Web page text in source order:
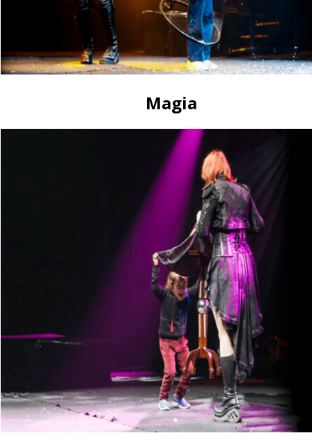
Magia
1 giugno 2026
Perché scegliere
Show
Show internazionale vs
valore percepito per
28 maggio 2026
Come ingaggiare
Come ingaggiare un
format e affidabilità per
26 maggio 2026
Guida booking
Guida booking spettacolo
venue, tecnica e artisti